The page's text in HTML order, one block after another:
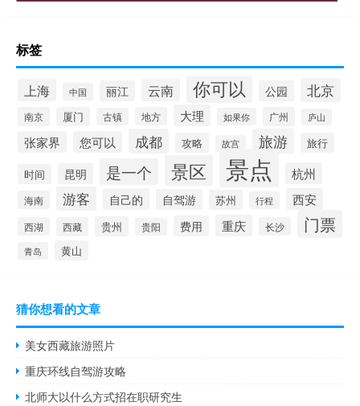
标签
上海 中国 丽江 云南 你可以 公园 北京
南京 厦门 古镇 地方 大理 如果你 广州 庐山
张家界 您可以 成都 攻略 故宫 旅游 旅行
时间 昆明 是一个 景区 景点 杭州
海南 游客 自己的 自驾游 苏州 行程 西安
西湖 西藏 贵州 贵阳 费用 重庆 长沙 门票
青岛 黄山
猜你想看的文章
美女西藏旅游照片
重庆环线自驾游攻略
北师大以什么方式招在职研究生